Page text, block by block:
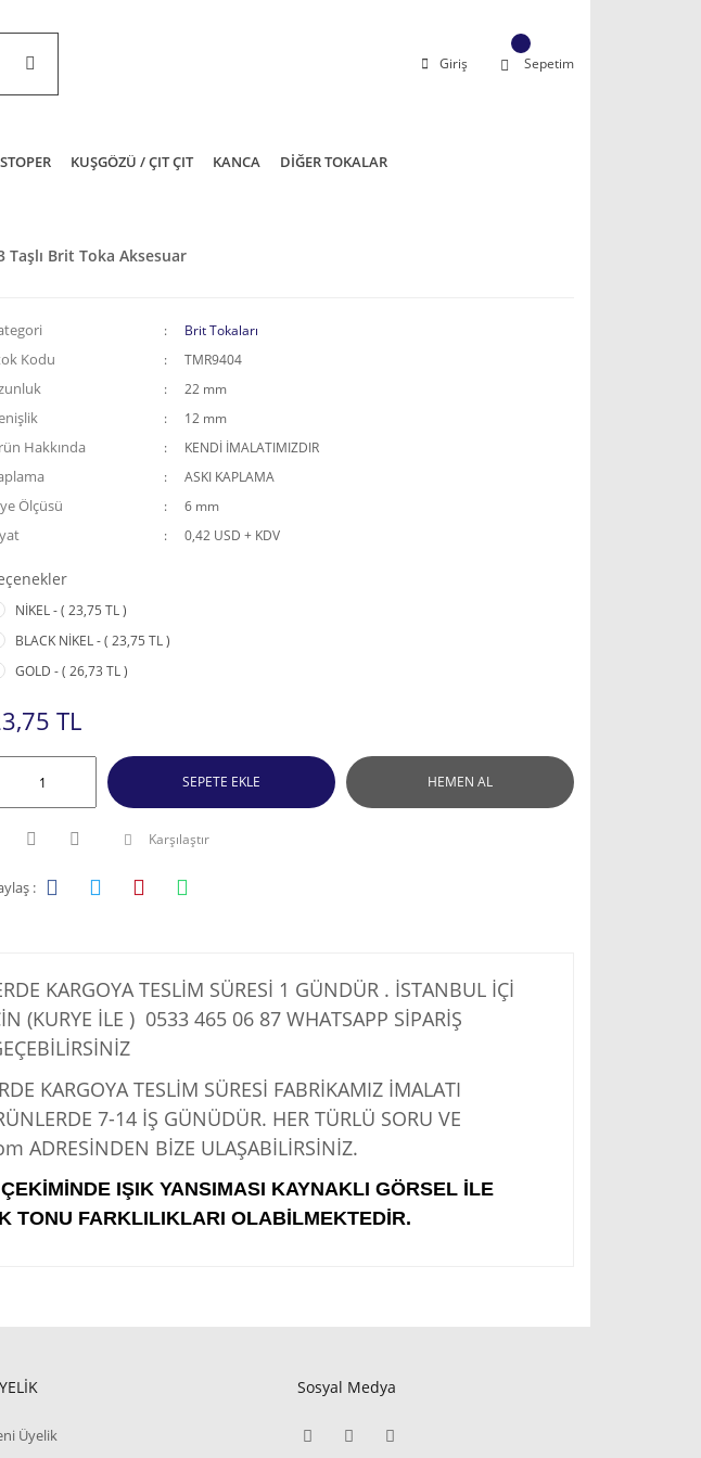
Giriş Sepetim
KUŞGÖZÜ / ÇIT ÇIT KANCA DİĞER TOKALAR
Taşlı Brit Toka Aksesuar
Brit Tokaları
Kodu TMR9404
22 mm
12 mm
Hakkında KENDİ İMALATIMIZDIR
ASKI KAPLAMA
Ölçüsü 6 mm
0,42 USD + KDV
NİKEL - ( 23,75 TL )
BLACK NİKEL - ( 23,75 TL )
GOLD - ( 26,73 TL )
TL
SEPETE EKLE HEMEN AL
Karşılaştır
:
KARGOYA TESLİM SÜRESİ 1 GÜNDÜR . İSTANBUL İÇİ
(KURYE İLE ) 0533 465 06 87 WHATSAPP SİPARİŞ
TESLİM SÜRESİ FABRİKAMIZ İMALATI
7-14 İŞ GÜNÜDÜR. HER TÜRLÜ SORU VE
ADRESİNDEN BİZE ULAŞABİLİRSİNİZ.
IŞIK YANSIMASI KAYNAKLI GÖRSEL İLE
TONU FARKLILIKLARI OLABİLMEKTEDİR.
Üyelik
Sosyal Medya